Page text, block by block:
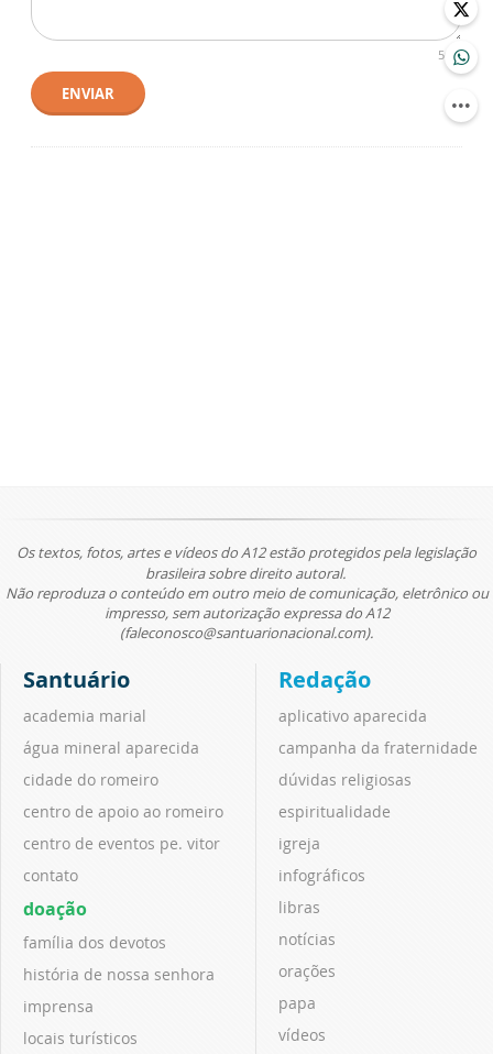
500
ENVIAR
Os textos, fotos, artes e vídeos do A12 estão protegidos pela legislação
brasileira sobre direito autoral.
Não reproduza o conteúdo em outro meio de comunicação, eletrônico ou
impresso, sem autorização expressa do A12
(faleconosco@santuarionacional.com).
Santuário
academia marial
água mineral aparecida
cidade do romeiro
centro de apoio ao romeiro
centro de eventos pe. vitor
contato
doação
família dos devotos
história de nossa senhora
imprensa
locais turísticos
Redação
aplicativo aparecida
campanha da fraternidade
dúvidas religiosas
espiritualidade
igreja
infográficos
libras
notícias
orações
papa
vídeos